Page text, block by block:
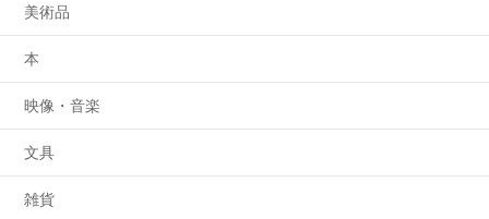
美術品
本
映像・音楽
文具
雑貨